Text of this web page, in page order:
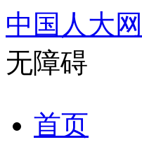
中国人大网
无障碍
首页